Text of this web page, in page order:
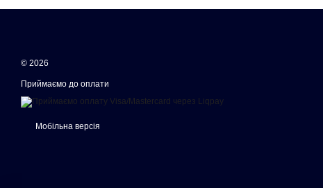
© 2026
Приймаємо до оплати
Мобільна версія